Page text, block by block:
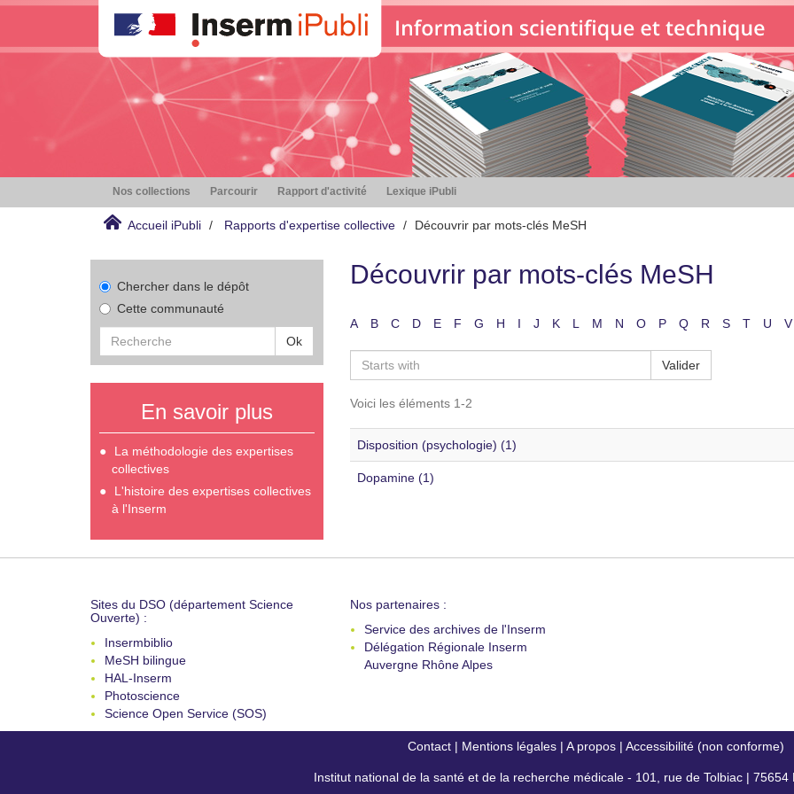
Nos collections Parcourir Rapport d'activité Lexique iPubli
Accueil iPubli Rapports d'expertise collective Découvrir par mots-clés MeSH
Chercher dans le dépôt
Cette communauté
Ok
En savoir plus
La méthodologie des expertises
collectives
L'histoire des expertises collectives
à l'Inserm
Découvrir par mots-clés MeSH
A B C D E F G H I J K L M N O P Q R S T U V
Valider
Voici les éléments 1-2
Disposition (psychologie) (1)
Dopamine (1)
Sites du DSO (département Science
Ouverte) :
Insermbiblio
MeSH bilingue
HAL-Inserm
Photoscience
Science Open Service (SOS)
Nos partenaires :
Service des archives de l'Inserm
Délégation Régionale Inserm
Auvergne Rhône Alpes
Contact| Mentions légales| A propos| Accessibilité (non conforme)
Institut national de la santé et de la recherche médicale - 101, rue de Tolbiac | 75654